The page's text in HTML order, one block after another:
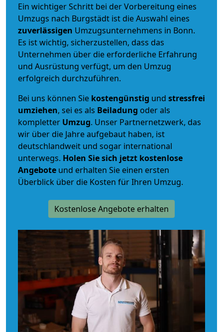
Ein wichtiger Schritt bei der Vorbereitung eines
Umzugs nach Burgstädt ist die Auswahl eines
zuverlässigen Umzugsunternehmens in Bonn.
Es ist wichtig, sicherzustellen, dass das
Unternehmen über die erforderliche Erfahrung
und Ausrüstung verfügt, um den Umzug
erfolgreich durchzuführen.
Bei uns können Sie kostengünstig und stressfrei
umziehen, sei es als Beiladung oder als
kompletter Umzug. Unser Partnernetzwerk, das
wir über die Jahre aufgebaut haben, ist
deutschlandweit und sogar international
unterwegs. Holen Sie sich jetzt kostenlose
Angebote und erhalten Sie einen ersten
Überblick über die Kosten für Ihren Umzug.
Kostenlose Angebote erhalten